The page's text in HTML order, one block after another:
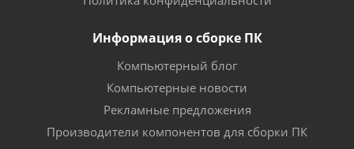
Информация о сборке ПК
Компьютерный блог
Компьютерные новости
Рекламные предложения
Производители компонентов для сборки ПК